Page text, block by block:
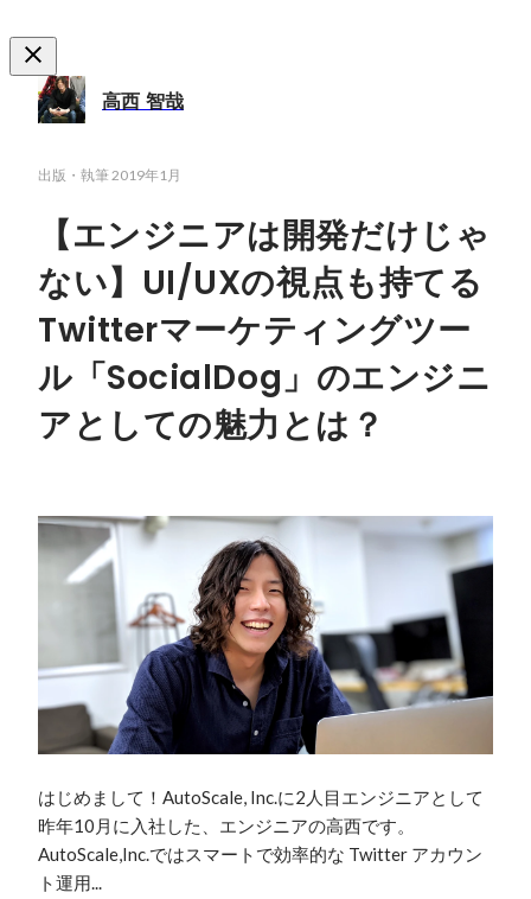
高西 智哉
出版・執筆2019年1月
【エンジニアは開発だけじゃ
ない】UI/UXの視点も持てる
Twitterマーケティングツー
ル「SocialDog」のエンジニ
アとしての魅力とは？
はじめまして！AutoScale, Inc.に2人目エンジニアとして
昨年10月に入社した、エンジニアの高西です。
AutoScale,Inc.ではスマートで効率的な Twitter アカウン
ト運用...